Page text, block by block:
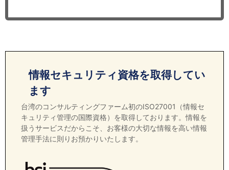
情報セキュリティ資格を取得してい
ます
台湾のコンサルティングファーム初のISO27001（情報セ
キュリティ管理の国際資格）を取得しております。情報を
扱うサービスだからこそ、お客様の大切な情報を高い情報
管理手法に則りお預かりいたします。